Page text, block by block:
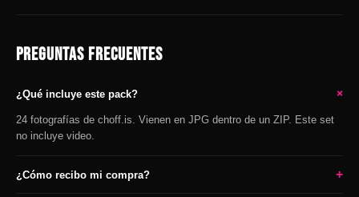
PREGUNTAS FRECUENTES
¿Qué incluye este pack? +
24 fotografías de choff.is. Vienen en JPG dentro de un ZIP. Este set
no incluye video.
¿Cómo recibo mi compra? +